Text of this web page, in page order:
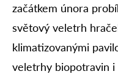
začátkem února
světový veletrh
klimatizovanými
veletrhy biopotravin i